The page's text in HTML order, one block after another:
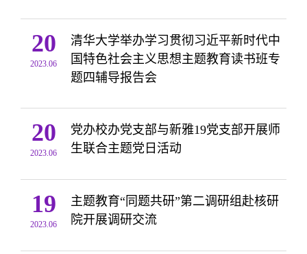
20
2023.06
清华大学举办学习贯彻习近平新时代中
国特色社会主义思想主题教育读书班专
题四辅导报告会
20
2023.06
党办校办党支部与新雅19党支部开展师
生联合主题党日活动
19
2023.06
主题教育“同题共研”第二调研组赴核研
院开展调研交流